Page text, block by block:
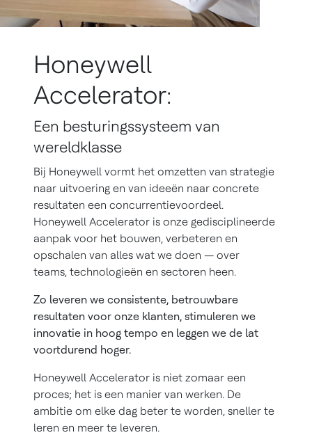
Honeywell
Accelerator:
Een besturingssysteem van
wereldklasse
Bij Honeywell vormt het omzetten van strategie
naar uitvoering en van ideeën naar concrete
resultaten een concurrentievoordeel.
Honeywell Accelerator is onze gedisciplineerde
aanpak voor het bouwen, verbeteren en
opschalen van alles wat we doen — over
teams, technologieën en sectoren heen.
Zo leveren we consistente, betrouwbare
resultaten voor onze klanten, stimuleren we
innovatie in hoog tempo en leggen we de lat
voortdurend hoger.
Honeywell Accelerator is niet zomaar een
proces; het is een manier van werken. De
ambitie om elke dag beter te worden, sneller te
leren en meer te leveren.